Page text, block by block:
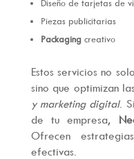
Diseño de tarjetas de
Piezas publicitarias
Packagingcreativo
Estos servicios no
sino que optimizan
y marketing digital.
de tu empresa,
Ofrecen
efectivas.